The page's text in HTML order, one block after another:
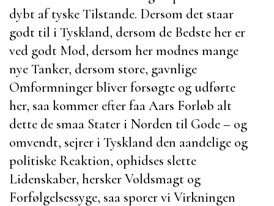
dybt af tyske Tilstande. Dersom det staar
godt til i Tyskland, dersom de Bedste her er
ved godt Mod, dersom her modnes mange
nye Tanker, dersom store, gavnlige
Omformninger bliver forsøgte og udførte
her, saa kommer efter faa Aars Forløb alt
dette de smaa Stater i Norden til Gode – og
omvendt, sejrer i Tyskland den aandelige og
politiske Reaktion, ophidses slette
Lidenskaber, hersker Voldsmagt og
Forfølgelsessyge, saa sporer vi Virkningen